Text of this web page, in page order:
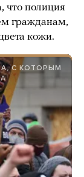
что полиция
гражданам,
кожи.
С КОТОРЫМ